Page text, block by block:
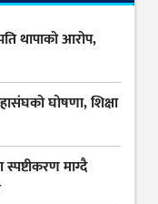
थापाको आरोप,
घोषणा, शिक्षा
स्पष्टीकरण माग्दै